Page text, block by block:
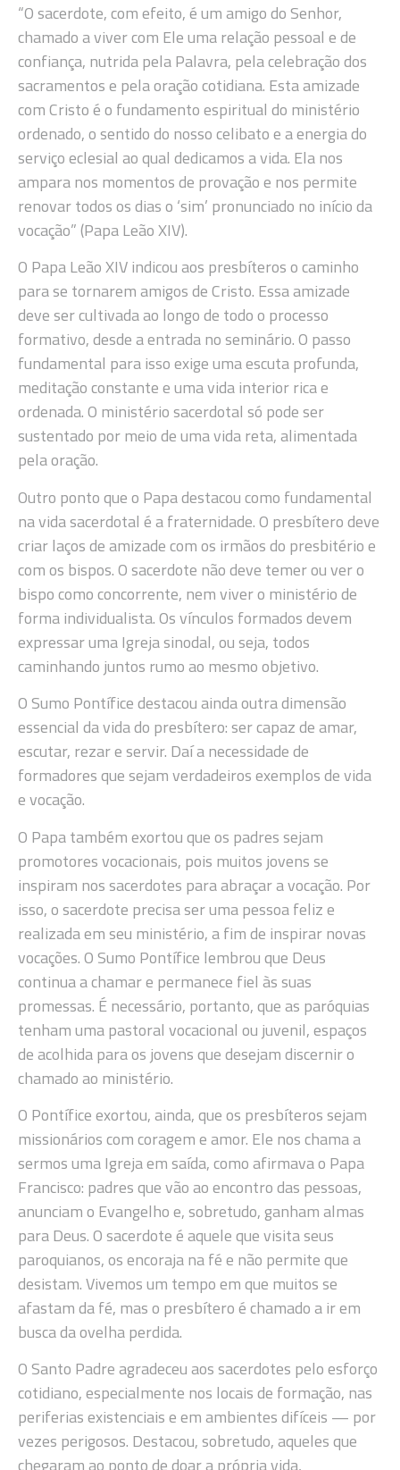
“O sacerdote, com efeito, é um amigo do Senhor,
chamado a viver com Ele uma relação pessoal e de
confiança, nutrida pela Palavra, pela celebração dos
sacramentos e pela oração cotidiana. Esta amizade
com Cristo é o fundamento espiritual do ministério
ordenado, o sentido do nosso celibato e a energia do
serviço eclesial ao qual dedicamos a vida. Ela nos
ampara nos momentos de provação e nos permite
renovar todos os dias o ‘sim’ pronunciado no início da
vocação” (Papa Leão XIV).
O Papa Leão XIV indicou aos presbíteros o caminho
para se tornarem amigos de Cristo. Essa amizade
deve ser cultivada ao longo de todo o processo
formativo, desde a entrada no seminário. O passo
fundamental para isso exige uma escuta profunda,
meditação constante e uma vida interior rica e
ordenada. O ministério sacerdotal só pode ser
sustentado por meio de uma vida reta, alimentada
pela oração.
Outro ponto que o Papa destacou como fundamental
na vida sacerdotal é a fraternidade. O presbítero deve
criar laços de amizade com os irmãos do presbitério e
com os bispos. O sacerdote não deve temer ou ver o
bispo como concorrente, nem viver o ministério de
forma individualista. Os vínculos formados devem
expressar uma Igreja sinodal, ou seja, todos
caminhando juntos rumo ao mesmo objetivo.
O Sumo Pontífice destacou ainda outra dimensão
essencial da vida do presbítero: ser capaz de amar,
escutar, rezar e servir. Daí a necessidade de
formadores que sejam verdadeiros exemplos de vida
e vocação.
O Papa também exortou que os padres sejam
promotores vocacionais, pois muitos jovens se
inspiram nos sacerdotes para abraçar a vocação. Por
isso, o sacerdote precisa ser uma pessoa feliz e
realizada em seu ministério, a fim de inspirar novas
vocações. O Sumo Pontífice lembrou que Deus
continua a chamar e permanece fiel às suas
promessas. É necessário, portanto, que as paróquias
tenham uma pastoral vocacional ou juvenil, espaços
de acolhida para os jovens que desejam discernir o
chamado ao ministério.
O Pontífice exortou, ainda, que os presbíteros sejam
missionários com coragem e amor. Ele nos chama a
sermos uma Igreja em saída, como afirmava o Papa
Francisco: padres que vão ao encontro das pessoas,
anunciam o Evangelho e, sobretudo, ganham almas
para Deus. O sacerdote é aquele que visita seus
paroquianos, os encoraja na fé e não permite que
desistam. Vivemos um tempo em que muitos se
afastam da fé, mas o presbítero é chamado a ir em
busca da ovelha perdida.
O Santo Padre agradeceu aos sacerdotes pelo esforço
cotidiano, especialmente nos locais de formação, nas
periferias existenciais e em ambientes difíceis — por
vezes perigosos. Destacou, sobretudo, aqueles que